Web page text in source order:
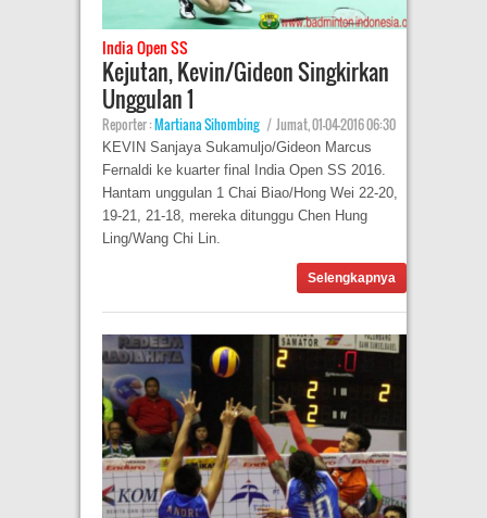
India Open SS
Kejutan, Kevin/Gideon Singkirkan
Unggulan 1
Reporter :Martiana Sihombing | Jumat, 01-04-2016 06:30
KEVIN Sanjaya Sukamuljo/Gideon Marcus
Fernaldi ke kuarter final India Open SS 2016.
Hantam unggulan 1 Chai Biao/Hong Wei 22-20,
19-21, 21-18, mereka ditunggu Chen Hung
Ling/Wang Chi Lin.
Selengkapnya